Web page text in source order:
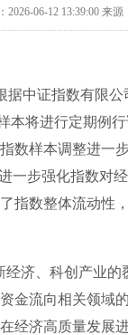
2026-06-12 13:39:00 来源
中证指数有限公
本将进行定期例
数样本调整进一
一步强化指数对
指数整体流动性
济、科创产业的
金流向相关领域
经济高质量发展